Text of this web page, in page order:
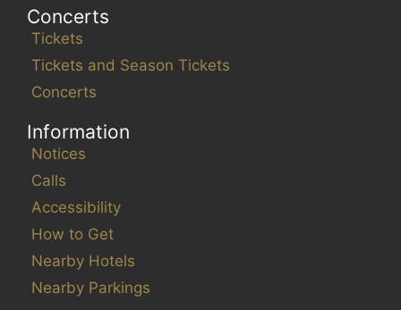
Concerts
Tickets
Tickets and Season Tickets
Concerts
Information
Notices
Calls
Accessibility
How to Get
Nearby Hotels
Nearby Parkings